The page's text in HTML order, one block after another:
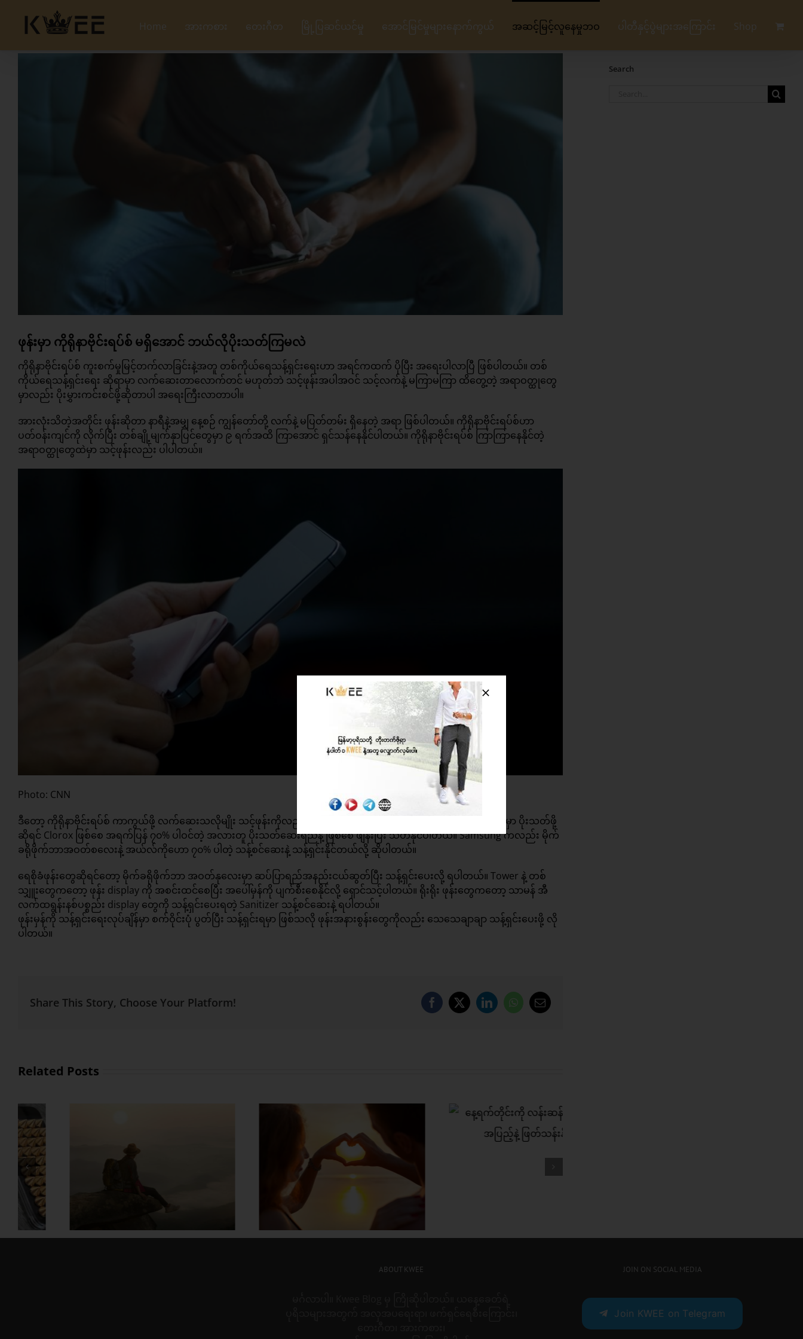
content
Home အားကစား တေးဂီတ မြို့ပြဆင်ယင်မှု အောင်မြင်မှုများနောက်ကွယ် အဆင့်မြင့်လူနေမှုဘဝ ပါတီနှင့်ပွဲများအကြောင်း Shop
ဖုန်းမှာ ကိုရိုနာဗိုင်းရပ်စ် မရှိအောင် ဘယ်လိုပိုးသတ်ကြမလဲ
ကိုရိုနာဗိုင်းရပ်စ် ကူးစက်မှုမြင့်တက်လာခြင်းနဲ့အတူ တစ်ကိုယ်ရေသန့်ရှင်းရေးဟာ အရင်ကထက် ပိုပြီး အရေးပါလာပြီ ဖြစ်ပါတယ်။ တစ်
ကိုယ်ရေသန့်ရှင်းရေး ဆိုရာမှာ လက်ဆေးတာလောက်တင် မဟုတ်ဘဲ သင့်ဖုန်းအပါအဝင် သင့်လက်နဲ့ မကြာမကြာ ထိတွေ့တဲ့ အရာဝတ္ထုတွေ
မှာလည်း ပိုးမွှားကင်းစင်ဖို့ဆိုတာပါ အရေးကြီးလာတာပါ။
အားလုံးသိတဲ့အတိုင်း ဖုန်းဆိုတာ နာရီနဲ့အမျှ နေ့စဉ် ကျွန်တော်တို့ လက်နဲ့ မပြတ်တမ်း ရှိနေတဲ့ အရာ ဖြစ်ပါတယ်။ ကိုရိုနာဗိုင်းရပ်စ်ဟာ
ပတ်ဝန်းကျင်ကို လိုက်ပြီး တစ်ချို့မျက်နှာပြင်တွေမှာ ၉ ရက်အထိ ကြာအောင် ရှင်သန်နေနိုင်ပါတယ်။ ကိုရိုနာဗိုင်းရပ်စ် ကြာကြာနေနိုင်တဲ့
အရာဝတ္ထုတွေထဲမှာ သင့်ဖုန်းလည်း ပါပါတယ်။
Photo: CNN
ဒီတော့ ကိုရိုနာဗိုင်းရပ်စ် ကာကွယ်ဖို့ လက်ဆေးသလိုမျိုး သင့်ဖုန်းကိုလည်း ပုံမှန်လေး ပိုးသတ်ပေးဖို့ လိုပါတယ်။ iPhone တွေမှာ ပိုးသတ်ဖို့
ဆိုရင် Clorox ဖြစ်စေ အရက်ပြန် ၇၀% ပါဝင်တဲ့ အလားတူ ပိုးသတ်ဆေးရည်နဲ့ ဖြစ်စေ ဖျန်းပြီး သတ်နိုင်ပါတယ်။ Samsung ကလည်း မိုက်
ခရိုဖိုက်ဘာအဝတ်စလေးနဲ့ အယ်လ်ကို‌‌ဟော ၇၀% ပါတဲ့ သန့်စင်ဆေးနဲ့ သန့်ရှင်းနိုင်တယ်လို့ ဆိုပါတယ်။
ရေစိုခံဖုန်းတွေဆိုရင်တော့ မိုက်ခရိုဖိုက်ဘာ အဝတ်နုလေးမှာ ဆပ်ပြာရည်အနည်းငယ်ဆွတ်ပြီး သန့်ရှင်းပေးလို့ ရပါတယ်။ Tower နဲ့ တစ်
သျှူးတွေကတော့ ဖုန်း display ကို အစင်းထင်စေပြီး အပေါ်မှန်ကို ပျက်စီးစေနိုင်လို့ ရှောင်သင့်ပါတယ်။ ရိုးရိုး ဖုန်းတွေကတော့ သာမန် အီ
လက်ထရွန်းနစ်ပစ္စည်း display တွေကို သန့်ရှင်းပေးရတဲ့ Sanitizer သန့်စင်ဆေးနဲ့ ရပါတယ်။
ဖုန်းမှန်ကို သန့်ရှင်းရေးလုပ်ချိန်မှာ စက်ဝိုင်းပုံ ပွတ်ပြီး သန့်ရှင်းရမှာ ဖြစ်သလို ဖုန်းအနားစွန်းတွေကိုလည်း သေသေချာချာ သန့်ရှင်းပေးဖို့ လို
ပါတယ်။
Share This Story, Choose Your Platform! Facebook
X LinkedInWhatsApp
Email
Related Posts
တွဲတာကြာလေ အချစ်တွေ ပို
တိုးလာစေဖို့
နေ့ရက်တိုင်းကို လန်းဆန်းတက်
ကြွမှု အပြည့်နဲ့ ဖြတ်သန်းနိုင်ဖို့
အချစ်ရေးတစ်ခု ဘယ်လို
Search
ABOUT KWEE JOIN ON SOCIAL MEDIA
Join KWEE on Telegram